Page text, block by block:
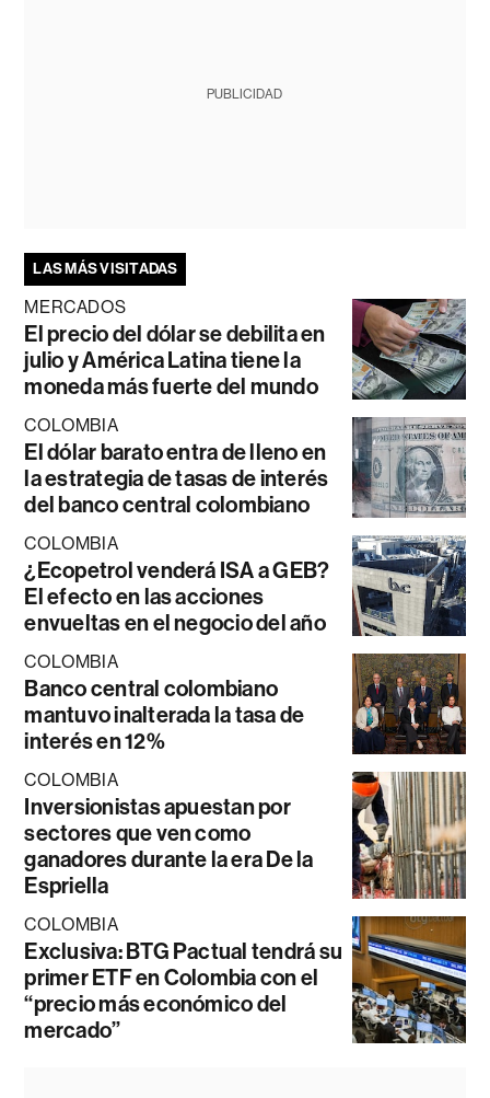
PUBLICIDAD
LAS MÁS VISITADAS
MERCADOS
El precio del dólar se debilita en
julio y América Latina tiene la
moneda más fuerte del mundo
COLOMBIA
El dólar barato entra de lleno en
la estrategia de tasas de interés
del banco central colombiano
COLOMBIA
¿Ecopetrol venderá ISA a GEB?
El efecto en las acciones
envueltas en el negocio del año
COLOMBIA
Banco central colombiano
mantuvo inalterada la tasa de
interés en 12%
COLOMBIA
Inversionistas apuestan por
sectores que ven como
ganadores durante la era De la
Espriella
COLOMBIA
Exclusiva: BTG Pactual tendrá su
primer ETF en Colombia con el
“precio más económico del
mercado”